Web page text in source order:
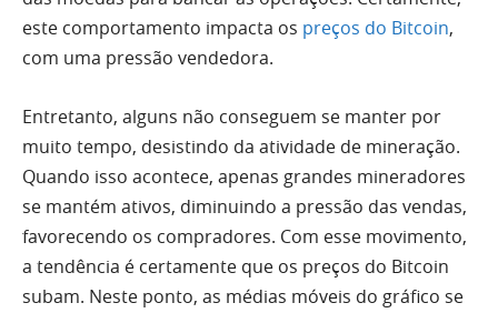
este comportamento impacta os preços do Bitcoin,
com uma pressão vendedora.
Entretanto, alguns não conseguem se manter por
muito tempo, desistindo da atividade de mineração.
Quando isso acontece, apenas grandes mineradores
se mantém ativos, diminuindo a pressão das vendas,
favorecendo os compradores. Com esse movimento,
a tendência é certamente que os preços do Bitcoin
subam. Neste ponto, as médias móveis do gráfico se